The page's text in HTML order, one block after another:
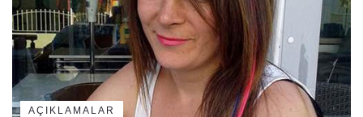
AÇIKLAMALAR